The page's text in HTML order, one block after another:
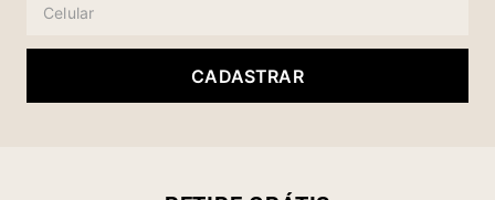
CADASTRAR